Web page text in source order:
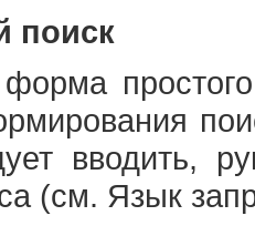
поиск
вводить,
(см. Язык